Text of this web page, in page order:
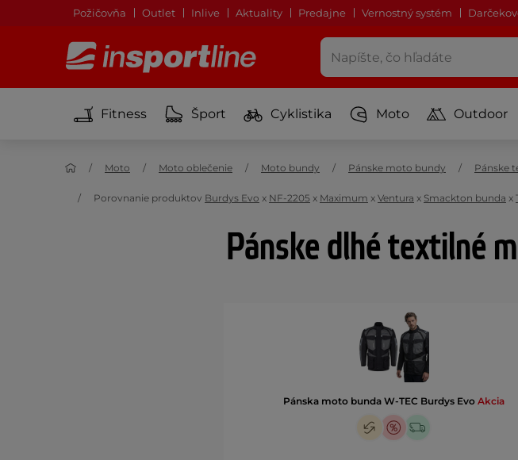
Požičovňa Outlet Inlive Aktuality Predajne Vernostný systém
Fitness Šport Cyklistika Moto Outdoor
Moto Moto oblečenie Moto bundy Pánske moto bundy Pánske
Porovnanie produktov Burdys Evo x NF-2205 x Maximum x Ventura x Smackton bunda x
Pánske dlhé textilné
Pánska moto bunda W-TEC Burdys Evo Akcia